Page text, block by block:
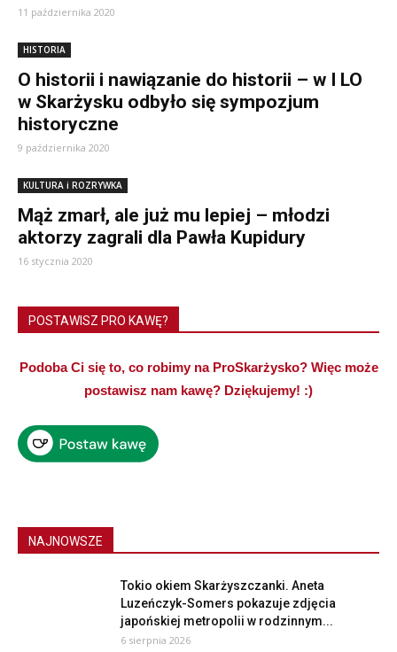
11 października 2020
HISTORIA
O historii i nawiązanie do historii – w I LO
w Skarżysku odbyło się sympozjum
historyczne
9 października 2020
KULTURA i ROZRYWKA
Mąż zmarł, ale już mu lepiej – młodzi
aktorzy zagrali dla Pawła Kupidury
16 stycznia 2020
POSTAWISZ PRO KAWĘ?
Podoba Ci się to, co robimy na ProSkarżysko? Więc może
postawisz nam kawę? Dziękujemy! :)
NAJNOWSZE
Tokio okiem Skarżyszczanki. Aneta
Luzeńczyk-Somers pokazuje zdjęcia
japońskiej metropolii w rodzinnym...
6 sierpnia 2026